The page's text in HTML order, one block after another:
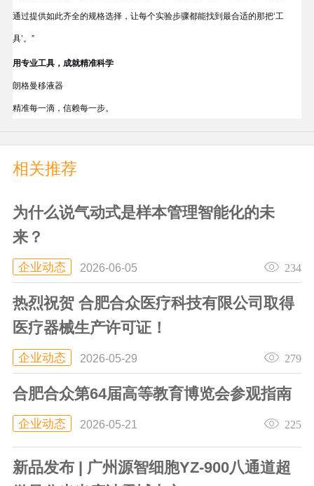
通过提供如此齐全的规格选择，让每个实验步骤都能找到最合适的那把‘工
具’。”
用专业工具，成就精准科学
朗格曼移液器
精准每一滴，信赖每一步。
相关推荐
为什么说气动式是样本管理智能化的未
来？
企业动态 2026-06-05 234
热烈祝贺 合肥合众医疗科技有限公司取得
医疗器械生产许可证！
企业动态 2026-05-29 279
合肥合众第64届高等教育博览会参观指南
企业动态 2026-05-21 225
新品发布 | 广州源智细胞YZ-900八通道超